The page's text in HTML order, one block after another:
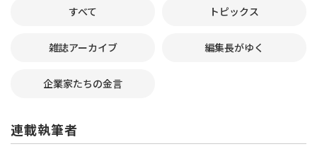
すべて トピックス
雑誌アーカイブ 編集長がゆく
企業家たちの金言
連載執筆者